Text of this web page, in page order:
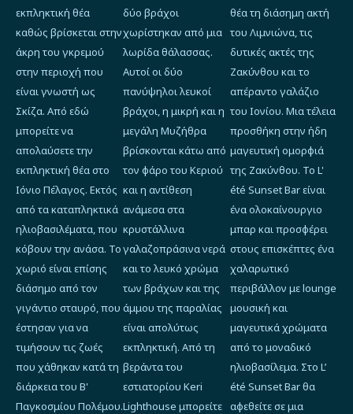
εκπληκτική θέα
καθώς βρίσκεται στην
άκρη του γκρεμού
στην περιοχή που
είναι γνωστή ως
Σκίζα. Από εδώ
μπορείτε να
απολαύσετε την
εκπληκτική θέα στο
Ιόνιο Πέλαγος. Εκτός
από τα καταπληκτικά
ηλιοβασιλέματα, που
κόβουν την ανάσα. Το
χωριό είναι επίσης
διάσημο από τον
γιγάντιο σταυρό, που
έστησαν για να
τιμήσουν τις ζωές
που χάθηκαν κατά τη
διάρκεια του Β'
Παγκοσμίου Πολέμου.
δύο βράχοι
χωρίστηκαν από μια
λωρίδα θάλασσας.
Αυτοί οι δύο
πανύψηλοι λευκοί
βράχοι, η μικρή και η
μεγάλη Μυζήθρα
βρίσκονται κάτω από
τον φάρο του Κεριού
και η αντίθεση
ανάμεσα στα
κρυστάλλινα
γαλαζοπράσινα νερά
και το λευκό χρώμα
των βράχων και της
άμμου της παραλίας
είναι απολύτως
εκπληκτική. Από τη
βεράντα του
εστιατορίου Keri
Lighthouse μπορείτε
θέα τη διάσημη ακτή
του Λιμνιώνα, τις
δυτικές ακτές της
Ζακύνθου και το
απέραντο γαλάζιο
του Ιονίου. Μια τέλεια
προσθήκη στην ήδη
μαγευτική ομορφιά
της Ζακύνθου. Το L'
été Sunset Bar είναι
ένα ολοκαίνουργιο
μπαρ και προσφέρει
στους επισκέπτες ένα
χαλαρωτικό
περιβάλλον με lounge
μουσική και
μαγευτικά χρώματα
από το μοναδικό
ηλιοβασίλεμα. Στο L’
été Sunset Bar θα
αφεθείτε σε μια